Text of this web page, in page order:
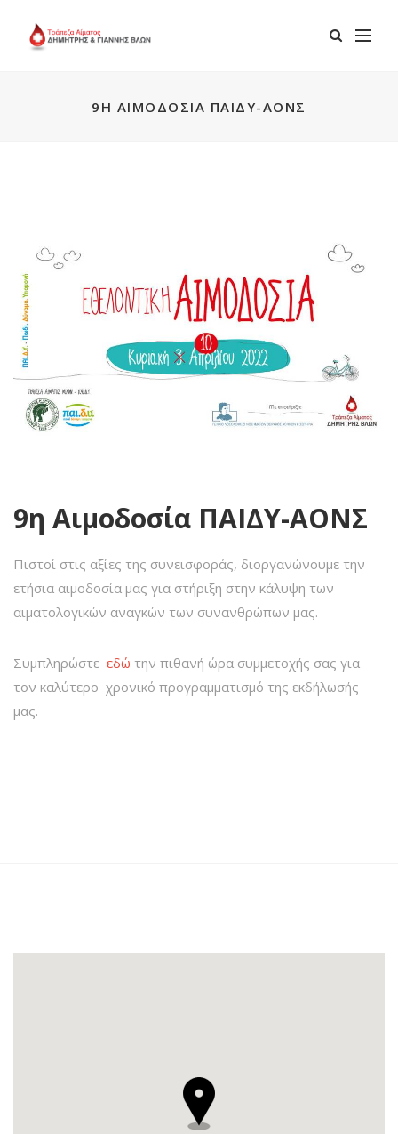
9Η ΑΙΜΟΔΟΣΊΑ ΠΑΙΔΥ-ΑΟΝΣ
9η Αιμοδοσία ΠΑΙΔΥ-ΑΟΝΣ
Πιστοί στις αξίες της συνεισφοράς, διοργανώνουμε την
ετήσια αιμοδοσία μας για στήριξη στην κάλυψη των
αιματολογικών αναγκών των συνανθρώπων μας.
Συμπληρώστε εδώ την πιθανή ώρα συμμετοχής σας για
τον καλύτερο χρονικό προγραμματισμό της εκδήλωσής
μας.